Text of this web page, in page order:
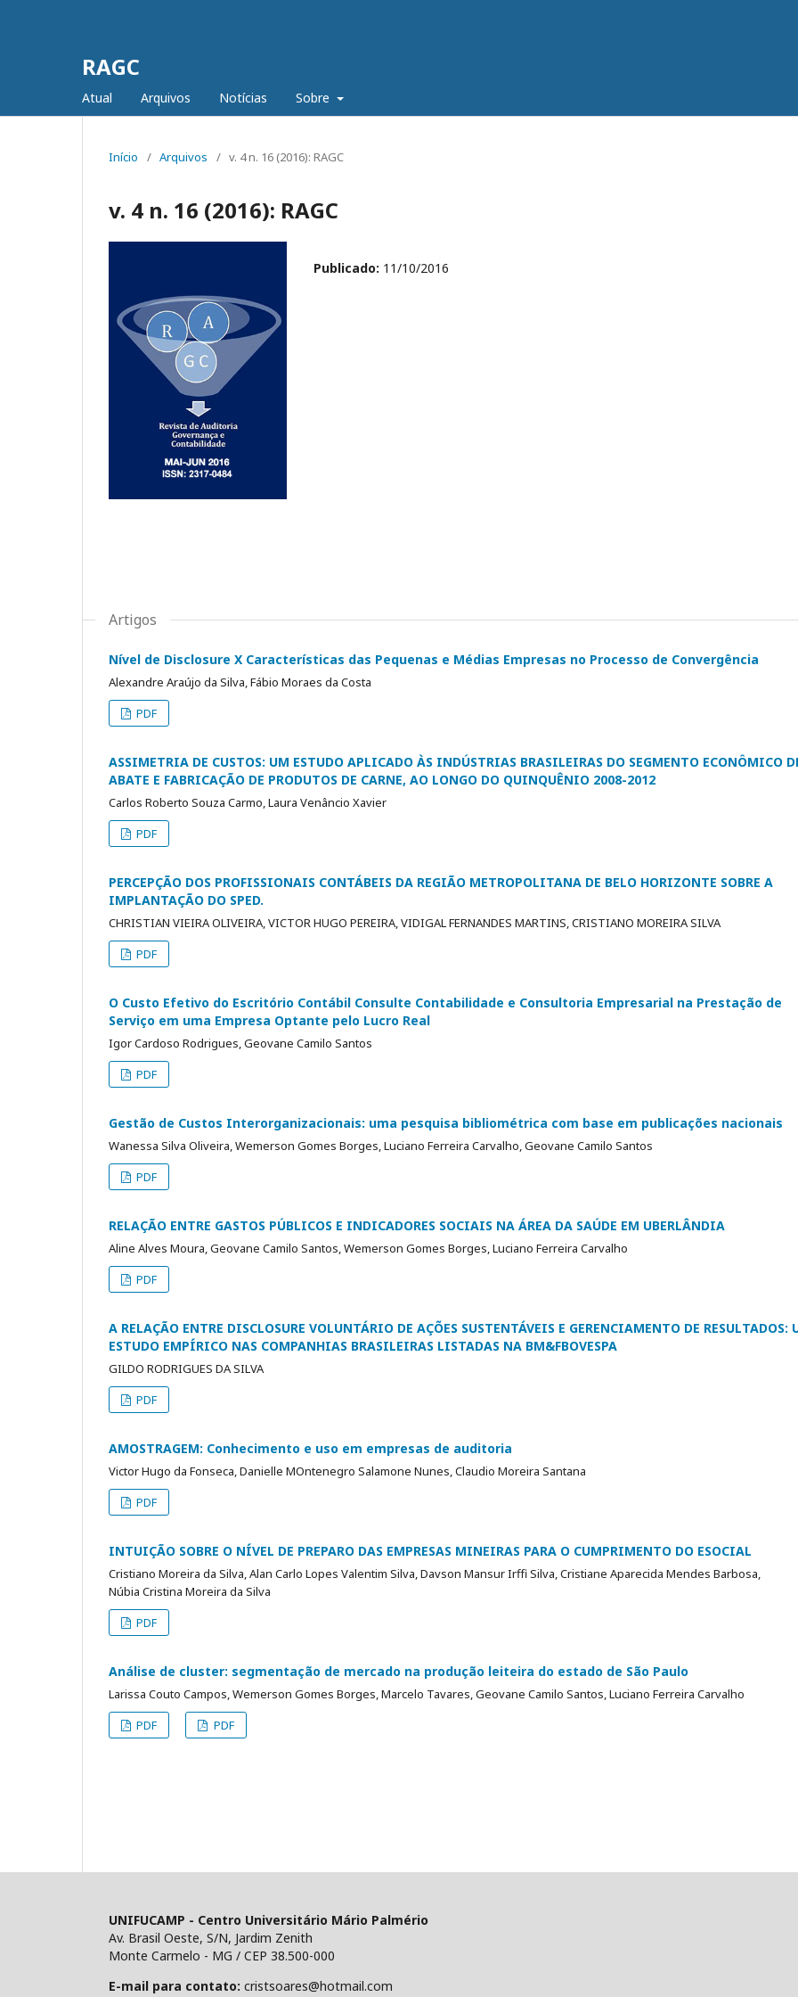
RAGC
Atual Arquivos Notícias Sobre
Início / Arquivos / v. 4 n. 16 (2016): RAGC
v. 4 n. 16 (2016): RAGC
Publicado: 11/10/2016
Artigos
Nível de Disclosure X Características das Pequenas e Médias Empresas no Processo de Convergência
Alexandre Araújo da Silva, Fábio Moraes da Costa
PDF
ASSIMETRIA DE CUSTOS: UM ESTUDO APLICADO ÀS INDÚSTRIAS BRASILEIRAS DO SEGMENTO ECONÔMICO
ABATE E FABRICAÇÃO DE PRODUTOS DE CARNE, AO LONGO DO QUINQUÊNIO 2008-2012
Carlos Roberto Souza Carmo, Laura Venâncio Xavier
PDF
PERCEPÇÃO DOS PROFISSIONAIS CONTÁBEIS DA REGIÃO METROPOLITANA DE BELO HORIZONTE SOBRE A
IMPLANTAÇÃO DO SPED.
CHRISTIAN VIEIRA OLIVEIRA, VICTOR HUGO PEREIRA, VIDIGAL FERNANDES MARTINS, CRISTIANO MOREIRA SILVA
PDF
O Custo Efetivo do Escritório Contábil Consulte Contabilidade e Consultoria Empresarial na Prestação de
Serviço em uma Empresa Optante pelo Lucro Real
Igor Cardoso Rodrigues, Geovane Camilo Santos
PDF
Gestão de Custos Interorganizacionais: uma pesquisa bibliométrica com base em publicações nacionais
Wanessa Silva Oliveira, Wemerson Gomes Borges, Luciano Ferreira Carvalho, Geovane Camilo Santos
PDF
RELAÇÃO ENTRE GASTOS PÚBLICOS E INDICADORES SOCIAIS NA ÁREA DA SAÚDE EM UBERLÂNDIA
Aline Alves Moura, Geovane Camilo Santos, Wemerson Gomes Borges, Luciano Ferreira Carvalho
PDF
A RELAÇÃO ENTRE DISCLOSURE VOLUNTÁRIO DE AÇÕES SUSTENTÁVEIS E GERENCIAMENTO DE RESULTADOS:
ESTUDO EMPÍRICO NAS COMPANHIAS BRASILEIRAS LISTADAS NA BM&FBOVESPA
GILDO RODRIGUES DA SILVA
PDF
AMOSTRAGEM: Conhecimento e uso em empresas de auditoria
Victor Hugo da Fonseca, Danielle MOntenegro Salamone Nunes, Claudio Moreira Santana
PDF
INTUIÇÃO SOBRE O NÍVEL DE PREPARO DAS EMPRESAS MINEIRAS PARA O CUMPRIMENTO DO ESOCIAL
Cristiano Moreira da Silva, Alan Carlo Lopes Valentim Silva, Davson Mansur Irffi Silva, Cristiane Aparecida Mendes Barbosa,
Núbia Cristina Moreira da Silva
PDF
Análise de cluster: segmentação de mercado na produção leiteira do estado de São Paulo
Larissa Couto Campos, Wemerson Gomes Borges, Marcelo Tavares, Geovane Camilo Santos, Luciano Ferreira Carvalho
PDF
PDF
UNIFUCAMP - Centro Universitário Mário Palmério
Av. Brasil Oeste, S/N, Jardim Zenith
Monte Carmelo - MG / CEP 38.500-000
E-mail para contato: cristsoares@hotmail.com